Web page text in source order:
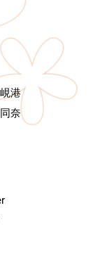
峴港
同奈